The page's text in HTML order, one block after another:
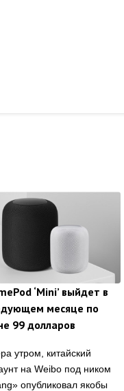
‘Mini’ выйдет в
месяце по
99 долларов
утром, китайский
на Weibo под ником
опубликовал якобы